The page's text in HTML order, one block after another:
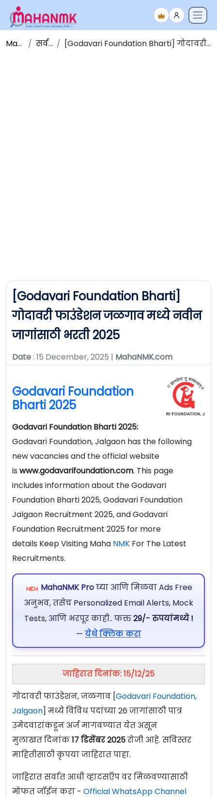
Maha NMK सर्व जाहिराती [Godavari Foundation Bharti] गोदावरी फाउंडेशन जळगाव मध्ये नवीन जागांसाठी भरती 2025
[Godavari Foundation Bharti]
गोदावरी फाउंडेशन जळगाव मध्ये नवीन
जागांसाठी भरती 2025
Date: 15 December, 2025 | MahaNMK.com
Godavari Foundation
Bharti 2025
Godavari Foundation Bharti 2025:
Godavari Foundation, Jalgaon has the following
new vacancies and the official website
is www.godavarifoundation.com. This page
includes information about the Godavari
Foundation Bharti 2025, Godavari Foundation
Jalgaon Recruitment 2025, and Godavari
Foundation Recruitment 2025 for more
details Keep Visiting Maha NMK For The Latest
Recruitments.
MahaNMK Proघ्या आणि मिळवा Ads Free
अनुभव, तसेच Personalized Email Alerts, Mock
Tests, आणि भरपूर काही.. फक्त29/- रुपयांमध्ये !
— येथे क्लिक करा
जाहिरात दिनांक: 15/12/25
गोदावरी फाउंडेशन, जळगाव [Godavari Foundation,
Jalgaon] मध्ये विविध पदांच्या 26 जागांसाठी पात्र
उमेदवारांकडून अर्ज मागवण्यात येत असून
मुलाखत दिनांक17डिसेंबर2025रोजी आहे. सविस्तर
माहितीसाठी कृपया जाहिरात पाहा.
जाहिरात सर्वात आधी व्हाटसऍप वर मिळवण्यासाठी
मोफत जॉईन करा - Official WhatsApp Channel